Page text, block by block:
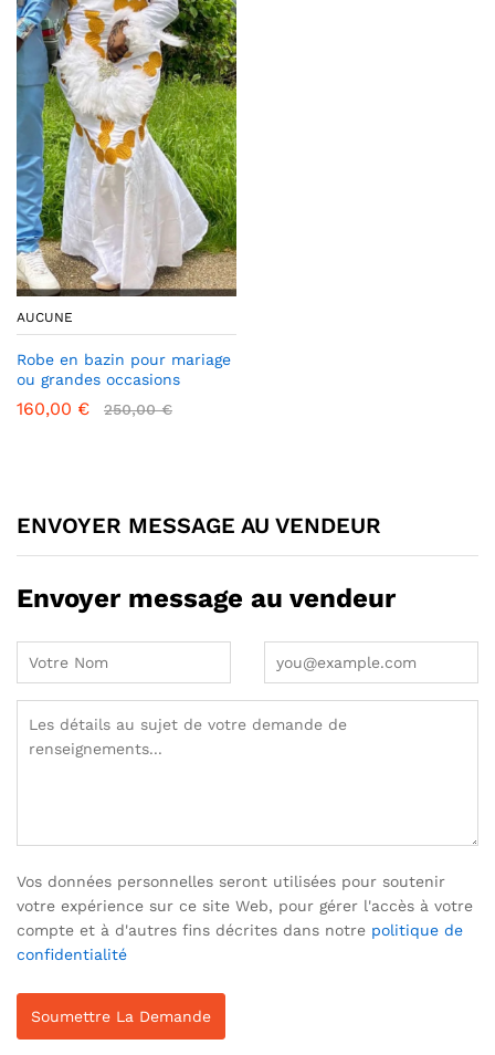
AUCUNE
Robe en bazin pour mariage
ou grandes occasions
160,00 € 250,00€
ENVOYER MESSAGE AU VENDEUR
Envoyer message au vendeur
Vos données personnelles seront utilisées pour soutenir
votre expérience sur ce site Web, pour gérer l'accès à votre
compte et à d'autres fins décrites dans notre politique de
confidentialité